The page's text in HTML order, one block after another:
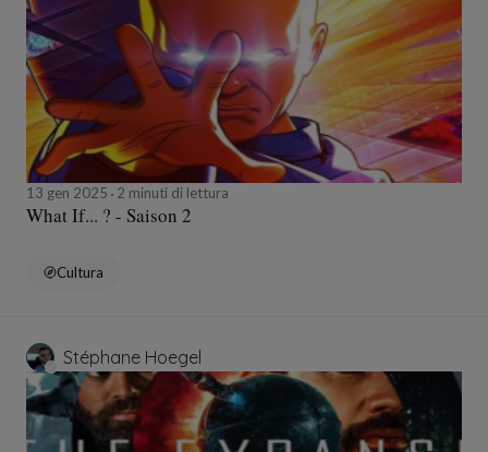
13 gen 2025 2 minuti di lettura
What If... ? - Saison 2
Cultura
Stéphane Hoegel